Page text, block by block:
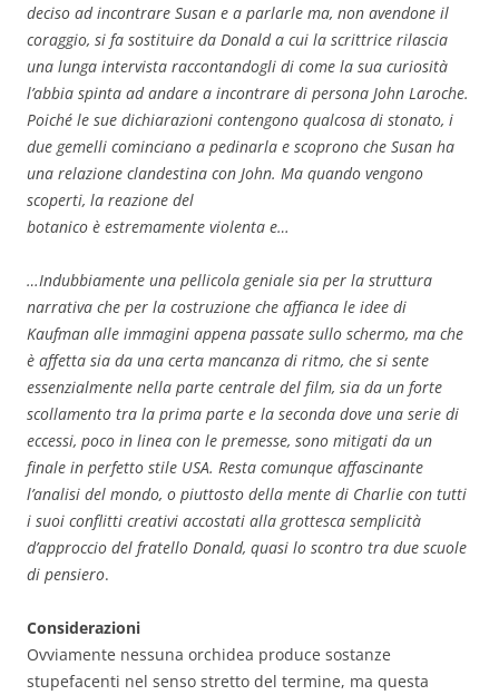
deciso ad incontrare Susan e a parlarle ma, non avendone il
coraggio, si fa sostituire da Donald a cui la scrittrice rilascia
una lunga intervista raccontandogli di come la sua curiosità
l’abbia spinta ad andare a incontrare di persona John Laroche.
Poiché le sue dichiarazioni contengono qualcosa di stonato, i
due gemelli cominciano a pedinarla e scoprono che Susan ha
una relazione clandestina con John. Ma quando vengono
scoperti, la reazione del
botanico è estremamente violenta e…
…Indubbiamente una pellicola geniale sia per la struttura
narrativa che per la costruzione che affianca le idee di
Kaufman alle immagini appena passate sullo schermo, ma che
è affetta sia da una certa mancanza di ritmo, che si sente
essenzialmente nella parte centrale del film, sia da un forte
scollamento tra la prima parte e la seconda dove una serie di
eccessi, poco in linea con le premesse, sono mitigati da un
finale in perfetto stile USA. Resta comunque affascinante
l’analisi del mondo, o piuttosto della mente di Charlie con tutti
i suoi conflitti creativi accostati alla grottesca semplicità
d’approccio del fratello Donald, quasi lo scontro tra due scuole
di pensiero.
Considerazioni
Ovviamente nessuna orchidea produce sostanze
stupefacenti nel senso stretto del termine, ma questa